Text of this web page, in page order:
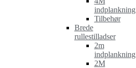
indplankning
Tilbehør
Brede
rullestilladser
2m
indplankning
2M